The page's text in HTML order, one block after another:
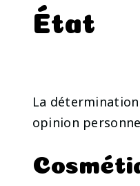
État
La
opinion